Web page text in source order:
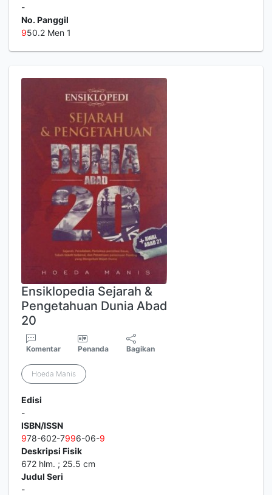
-
No. Panggil
950.2 Men 1
Ensiklopedia Sejarah &
Pengetahuan Dunia Abad
20
Komentar Penanda Bagikan
Hoeda Manis
Edisi
-
ISBN/ISSN
978-602-7996-06-9
Deskripsi Fisik
672 hlm. ; 25.5 cm
Judul Seri
-